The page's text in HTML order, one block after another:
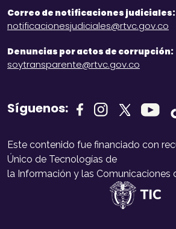
Correo de notificaciones judiciales:
notificacionesjudiciales@rtvc.gov.co
Denuncias por actos de corrupción:
soytransparente@rtvc.gov.co
Síguenos:
Este contenido fue financiado con
Único de Tecnologías de
la Información y las Comunicaciones